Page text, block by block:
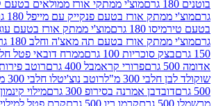
אורז בטעם פנקייק עם מייפל 180 גרם
מוצ'י
גרם
אורז בטעם תה מאצ'ה וחלב 180 גרם
אמיצ'לי
סוכריות 100 גרם
ממרח דובאי פטל חלבי 500 גרם
פרורי קראמבל 400 גרם
רוטב פירות יער 300 מ"ל
300 מ"ל
רוטב נוצ'יטלו חלבי 300 מ"ל
מלית
אמרנה בסירופ 300 גרם
מילוי קינמון 500 גרם
קרמו ריו 500 גרם
קרם פטל למילוי מקרון 500 ג'